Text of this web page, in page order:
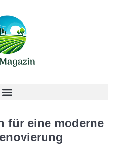
für eine moderne